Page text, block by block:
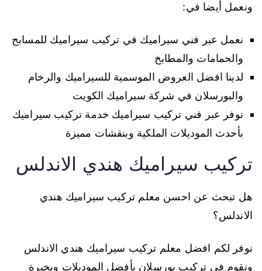
ونعمل أيضا في:
نعمل عبر فني سيراميك في تركيب سيراميك للمسابح
والحمامات والمطابخ
لدينا افضل العروض الموسمية للسيراميك والرخام
والبورسلان في شركة سيراميك الكويت
نوفر عبر فني تركيب سيراميك خدمة تركيب سيراميك
بأحدث الموديلات الملكية وبنقشات مميزة
تركيب سيراميك هندي الاندلس
هل تبحث عن احسن معلم تركيب سيراميك هندي
الاندلس؟
نوفر لكم افضل معلم تركيب سيراميك هندي الاندلس
ونقوم في تركيب بورسلان بأفضل الموديلات وبخبرة